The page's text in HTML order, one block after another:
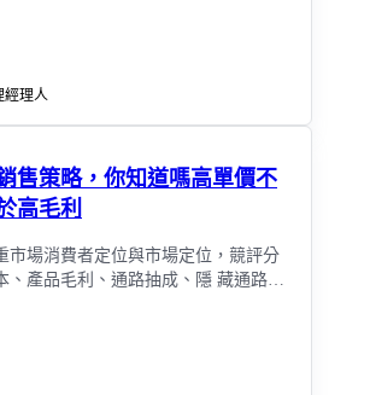
經理人
售策略，你知道嗎高單價不
高毛利
市場消費者定位與市場定位，競評分
、產品毛利、通路抽成、隱 藏通路成